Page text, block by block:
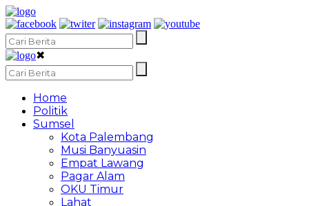
✖
Home
Politik
Sumsel
Kota Palembang
Musi Banyuasin
Empat Lawang
Pagar Alam
OKU Timur
Lahat